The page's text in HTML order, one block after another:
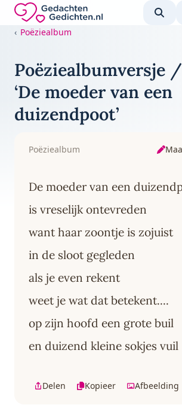
Direct naar de inhoud
Gedachten-Gedichten.nl — naar de
Poëziealbum
Poëziealbumversje
‘De moeder van een
duizendpoot’
Poëziealbum
De moeder van een
is vreselijk ontevreden
want haar zoontje is zojuist
in de sloot gegleden
als je even rekent
weet je wat dat betekent....
op zijn hoofd een grote buil
en duizend kleine sokjes vuil
Delen Kopieer Afbeelding